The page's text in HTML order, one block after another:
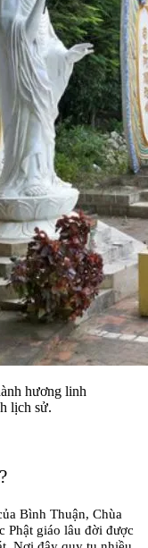
hương linh
lịch sử.
Bình Thuận, Chùa
Phật giáo lâu đời được